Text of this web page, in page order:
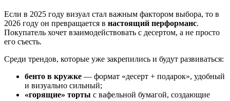
Если в 2025 году визуал стал важным фактором выбора, то в
2026 году он превращается в настоящий перформанс.
Покупатель хочет взаимодействовать с десертом, а не просто
его съесть.
Среди трендов, которые уже закрепились и будут развиваться:
бенто в кружке — формат «десерт + подарок», удобный
и визуально сильный;
«горящие» торты с вафельной бумагой, создающие